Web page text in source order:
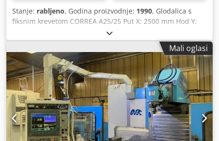
Stanje: rabljeno, Godina proizvodnje: 1990, Glodalica s
fiksnim krevetom CORREA A25/25 Put X: 2500 mm Hod Y:
1200 mm Hod Z: 1000 mm Dsdpfx Aszmx R Eekkskr CNC
HEIDENHAIN TNC 355 Vreteno: SA 50 Motor vretena: 30 CV
Brzina vretena: od 2 do 3000 RPM Veličina stola: 3000 x
1000 mm Godina izgradnje: 1990 Maksimalno prihvatljivo
opterećenje na stolu: 7 T Ručna zakretna glava Napon: 380
V Dimenzije (D x Š x V): 5000 x 3000 x 3000 mm Težina: 16,5
T
Mali oglasi